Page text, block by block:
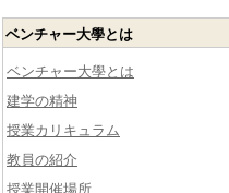
ベンチャー大學とは
ベンチャー大學とは
建学の精神
授業カリキュラム
教員の紹介
授業開催場所